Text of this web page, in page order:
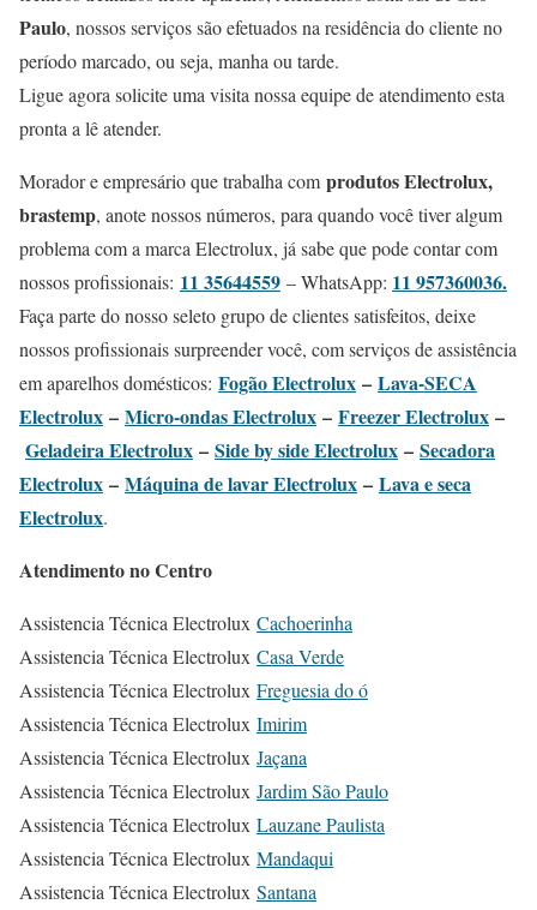
Paulo, nossos serviços são efetuados na residência do cliente no
período marcado, ou seja, manha ou tarde.
Ligue agora solicite uma visita nossa equipe de atendimento esta
pronta a lê atender.
Morador e empresário que trabalha com produtos Electrolux,
brastemp, anote nossos números, para quando você tiver algum
problema com a marca Electrolux, já sabe que pode contar com
nossos profissionais: 11 35644559 – WhatsApp: 11 957360036.
Faça parte do nosso seleto grupo de clientes satisfeitos, deixe
nossos profissionais surpreender você, com serviços de assistência
em aparelhos domésticos: Fogão Electrolux – Lava-SECA
Electrolux – Micro-ondas Electrolux – Freezer Electrolux –
Geladeira Electrolux – Side by side Electrolux – Secadora
Electrolux – Máquina de lavar Electrolux – Lava e seca
Electrolux.
Atendimento no Centro
Assistencia Técnica Electrolux Cachoerinha
Assistencia Técnica Electrolux Casa Verde
Assistencia Técnica Electrolux Freguesia do ó
Assistencia Técnica Electrolux Imirim
Assistencia Técnica Electrolux Jaçana
Assistencia Técnica Electrolux Jardim São Paulo
Assistencia Técnica Electrolux Lauzane Paulista
Assistencia Técnica Electrolux Mandaqui
Assistencia Técnica Electrolux Santana